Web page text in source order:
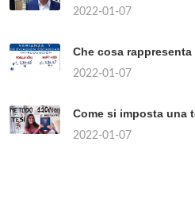
2022-01-07
Che cosa rappresenta
2022-01-07
Come si imposta una
2022-01-07